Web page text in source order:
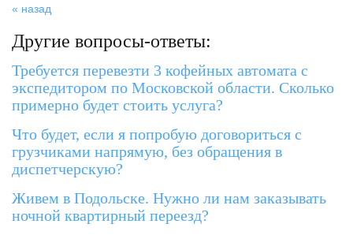
« назад
Другие вопросы-ответы:
Требуется перевезти 3 кофейных автомата с
экспедитором по Московской области. Сколько
примерно будет стоить услуга?
Что будет, если я попробую договориться с
грузчиками напрямую, без обращения в
диспетчерскую?
Живем в Подольске. Нужно ли нам заказывать
ночной квартирный переезд?